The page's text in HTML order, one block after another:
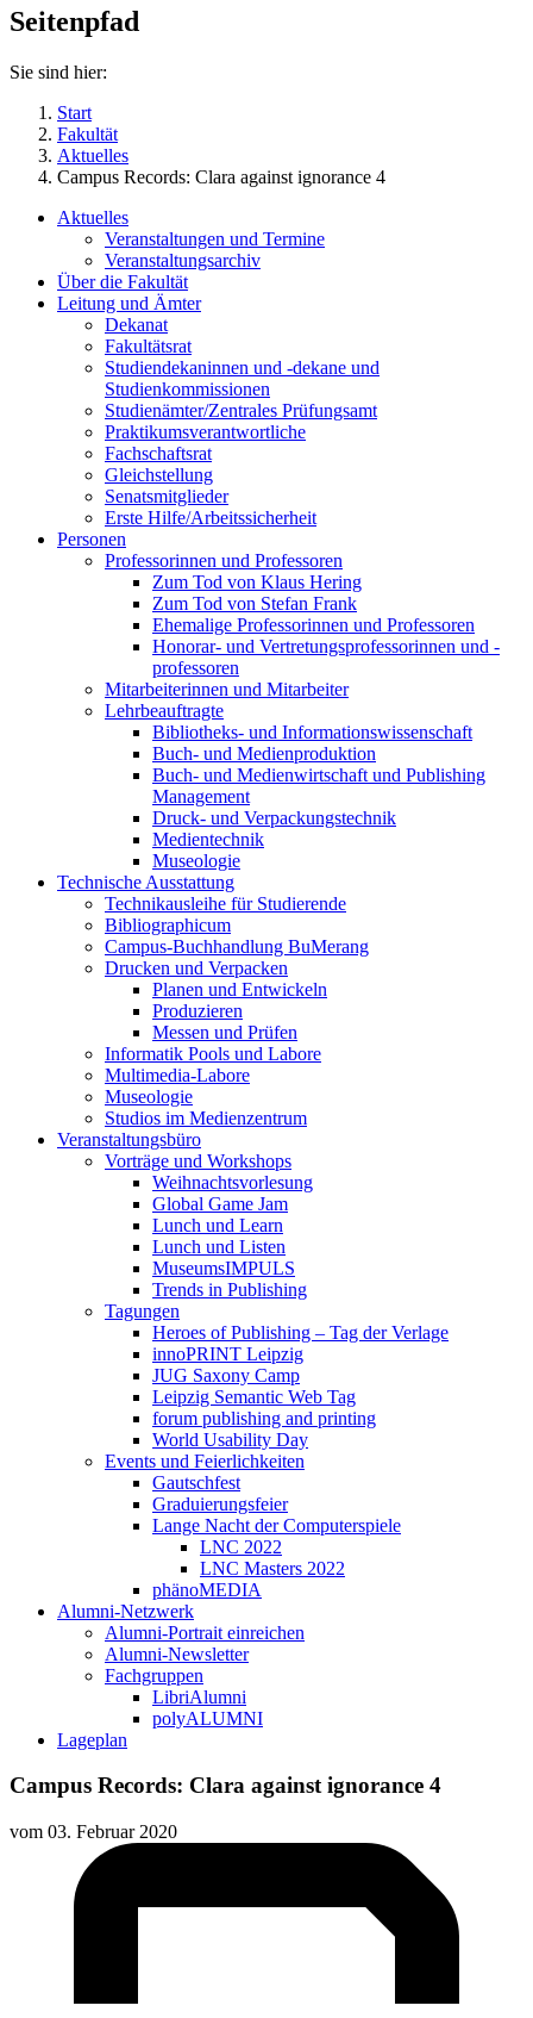
Seitenpfad
Sie sind hier:
Start
Fakultät
Aktuelles
Campus Records: Clara against ignorance 4
Aktuelles
Veranstaltungen und Termine
Veranstaltungsarchiv
Über die Fakultät
Leitung und Ämter
Dekanat
Fakultätsrat
Studiendekaninnen und -dekane und
Studienkommissionen
Studienämter/Zentrales Prüfungsamt
Praktikumsverantwortliche
Fachschaftsrat
Gleichstellung
Senatsmitglieder
Erste Hilfe/Arbeitssicherheit
Personen
Professorinnen und Professoren
Zum Tod von Klaus Hering
Zum Tod von Stefan Frank
Ehemalige Professorinnen und Professoren
Honorar- und Vertretungsprofessorinnen und -
professoren
Mitarbeiterinnen und Mitarbeiter
Lehrbeauftragte
Bibliotheks- und Informationswissenschaft
Buch- und Medienproduktion
Buch- und Medienwirtschaft und Publishing
Management
Druck- und Verpackungstechnik
Medientechnik
Museologie
Technische Ausstattung
Technikausleihe für Studierende
Bibliographicum
Campus-Buchhandlung BuMerang
Drucken und Verpacken
Planen und Entwickeln
Produzieren
Messen und Prüfen
Informatik Pools und Labore
Multimedia-Labore
Museologie
Studios im Medienzentrum
Veranstaltungsbüro
Vorträge und Workshops
Weihnachtsvorlesung
Global Game Jam
Lunch und Learn
Lunch und Listen
MuseumsIMPULS
Trends in Publishing
Tagungen
Heroes of Publishing – Tag der Verlage
innoPRINT Leipzig
JUG Saxony Camp
Leipzig Semantic Web Tag
forum publishing and printing
World Usability Day
Events und Feierlichkeiten
Gautschfest
Graduierungsfeier
Lange Nacht der Computerspiele
LNC 2022
LNC Masters 2022
phänoMEDIA
Alumni-Netzwerk
Alumni-Portrait einreichen
Alumni-Newsletter
Fachgruppen
LibriAlumni
polyALUMNI
Lageplan
Campus Records: Clara against ignorance 4
vom 03. Februar 2020